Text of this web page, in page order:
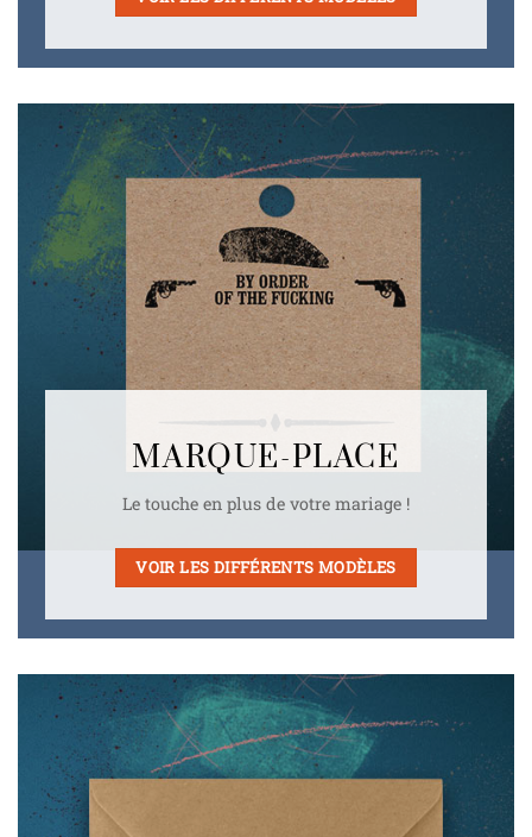
MARQUE-PLACE
Le touche en plus de votre mariage !
VOIR LES DIFFÉRENTS MODÈLES